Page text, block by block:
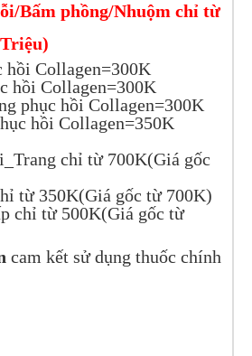
Bấm phồng/Nhuộm chỉ từ
hồi Collagen=300K
hồi Collagen=300K
phục hồi Collagen=300K
hồi Collagen=350K
chỉ từ 700K(Giá gốc
từ 350K(Giá gốc từ 700K)
chỉ từ 500K(Giá gốc từ
cam kết sử dụng thuốc chính